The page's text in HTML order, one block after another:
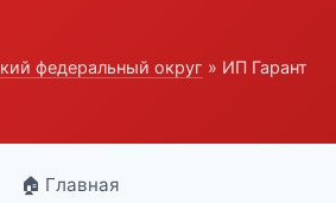
федеральный округ » ИП Гарант
🏠 Главная